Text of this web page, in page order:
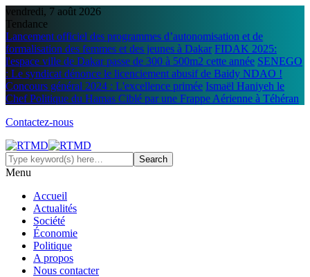
vendredi, 7 août 2026
Tendance
Lancement officiel des programmes d’autonomisation et de
formalisation des femmes et des jeunes à Dakar FIDAK 2025:
l'espace ville de Dakar passe de 300 à 500m2 cette année SENEGO
: Le syndicat dénonce le licenciement abusif de Baidy NDAO !
Concours général 2024 : L'excellence primée Ismaël Haniyeh le
Chef Politique du Hamas Ciblé par une Frappe Aérienne à Téhéran
Contactez-nous
Menu
Accueil
Actualités
Société
Économie
Politique
A propos
Nous contacter